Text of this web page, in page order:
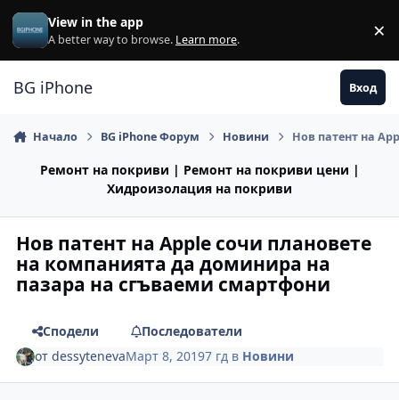
Премини към съдържанието
View in the app
A better way to browse. Learn more. ×
BG iPhone Вход
Начало BG iPhone Форум Новини Нов патент на
Ремонт на покриви | Ремонт на покриви цени |
Хидроизолация на покриви
Нов патент на Apple сочи плановете
на компанията да доминира на
пазара на сгъваеми смартфони
Сподели
Последователи
отdessytenevaМарт 8, 20197 гд в Новини